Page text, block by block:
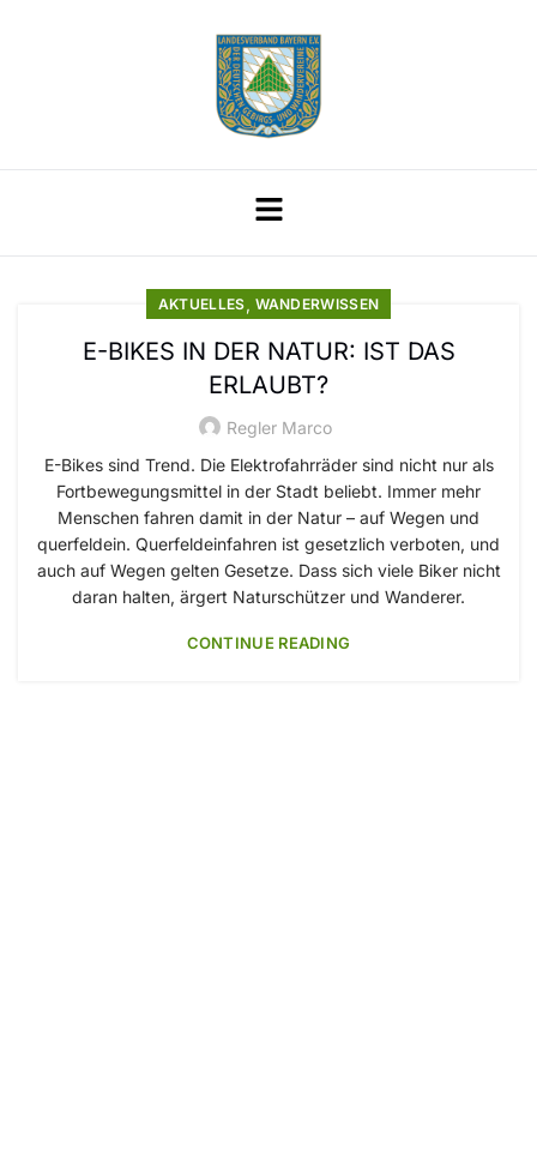
AKTUELLES , WANDERWISSEN
E-BIKES IN DER NATUR: IST DAS
ERLAUBT?
Regler Marco
E-Bikes sind Trend. Die Elektrofahrräder sind nicht nur als
Fortbewegungsmittel in der Stadt beliebt. Immer mehr
Menschen fahren damit in der Natur – auf Wegen und
querfeldein. Querfeldeinfahren ist gesetzlich verboten, und
auch auf Wegen gelten Gesetze. Dass sich viele Biker nicht
daran halten, ärgert Naturschützer und Wanderer.
CONTINUE READING